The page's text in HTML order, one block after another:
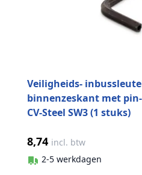
Veiligheids-
binnenzeskant met
CV-Steel SW3 (1 stuks)
8,74 incl. btw
2-5 werkdagen